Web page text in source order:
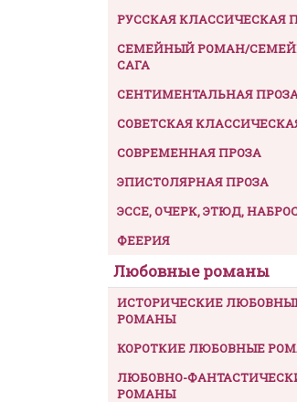
РУССКАЯ КЛАССИЧЕСКАЯ
СЕМЕЙНЫЙ РОМАН/
САГА
СЕНТИМЕНТАЛЬНАЯ
СОВЕТСКАЯ
СОВРЕМЕННАЯ ПРОЗА
ЭПИСТОЛЯРНАЯ ПРОЗА
ЭССЕ, ОЧЕРК, ЭТЮД,
ФЕЕРИЯ
Любовные романы
ИСТОРИЧЕСКИЕ
РОМАНЫ
КОРОТКИЕ ЛЮБОВНЫЕ
ЛЮБОВНО-
РОМАНЫ